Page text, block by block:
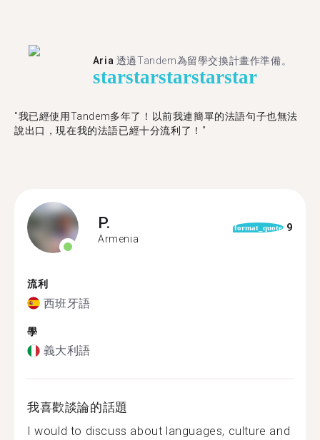
Aria 透過Tandem為留學交換計畫作準備。
starstarstarstarstar
"我已經使用Tandem多年了！以前我連簡單的法語句子也無法
說出口，現在我的法語已經十分流利了！"
P.
Armenia
format_quote 9
流利
西班牙語
學
義大利語
我喜歡談論的話題
I would to discuss about languages, culture and